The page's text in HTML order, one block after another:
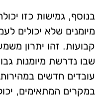
בנוסף, גמישות כזו
מיומנים שלא יכולים
קבועות. זהו יתרון
שבו נדרשת מיומנות
עובדים חדשים
במקרים המתאימים,